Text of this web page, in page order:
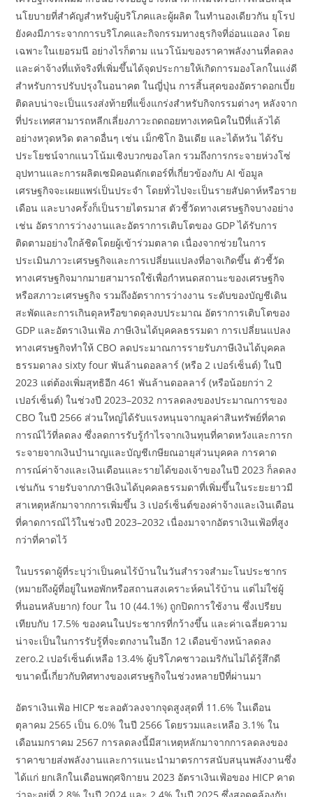
นโยบายที่สำคัญสำหรับผู้บริโภคและผู้ผลิต ในทำนองเดียวกัน ยุโรป
ยังคงมีภาระจากการบริโภคและกิจกรรมทางธุรกิจที่อ่อนแอลง โดย
เฉพาะในเยอรมนี อย่างไรก็ตาม แนวโน้มของราคาพลังงานที่ลดลง
และค่าจ้างที่แท้จริงที่เพิ่มขึ้นได้จุดประกายให้เกิดการมองโลกในแง่ดี
สำหรับการปรับปรุงในอนาคต ในญี่ปุ่น การสิ้นสุดของอัตราดอกเบี้ย
ติดลบน่าจะเป็นแรงส่งท้ายที่แข็งแกร่งสำหรับกิจกรรมต่างๆ หลังจาก
ที่ประเทศสามารถหลีกเลี่ยงภาวะถดถอยทางเทคนิคในปีที่แล้วได้
อย่างหวุดหวิด ตลาดอื่นๆ เช่น เม็กซิโก อินเดีย และไต้หวัน ได้รับ
ประโยชน์จากแนวโน้มเชิงบวกของโลก รวมถึงการกระจายห่วงโซ่
อุปทานและการผลิตเซมิคอนดักเตอร์ที่เกี่ยวข้องกับ AI ข้อมูล
เศรษฐกิจจะเผยแพร่เป็นประจำ โดยทั่วไปจะเป็นรายสัปดาห์หรือราย
เดือน และบางครั้งก็เป็นรายไตรมาส ตัวชี้วัดทางเศรษฐกิจบางอย่าง
เช่น อัตราการว่างงานและอัตราการเติบโตของ GDP ได้รับการ
ติดตามอย่างใกล้ชิดโดยผู้เข้าร่วมตลาด เนื่องจากช่วยในการ
ประเมินภาวะเศรษฐกิจและการเปลี่ยนแปลงที่อาจเกิดขึ้น ตัวชี้วัด
ทางเศรษฐกิจมากมายสามารถใช้เพื่อกำหนดสถานะของเศรษฐกิจ
หรือสภาวะเศรษฐกิจ รวมถึงอัตราการว่างงาน ระดับของบัญชีเดิน
สะพัดและการเกินดุลหรือขาดดุลงบประมาณ อัตราการเติบโตของ
GDP และอัตราเงินเฟ้อ ภาษีเงินได้บุคคลธรรมดา การเปลี่ยนแปลง
ทางเศรษฐกิจทำให้ CBO ลดประมาณการรายรับภาษีเงินได้บุคคล
ธรรมดาลง sixty four พันล้านดอลลาร์ (หรือ 2 เปอร์เซ็นต์) ในปี
2023 แต่ต้องเพิ่มสุทธิอีก 461 พันล้านดอลลาร์ (หรือน้อยกว่า 2
เปอร์เซ็นต์) ในช่วงปี 2023–2032 การลดลงของประมาณการของ
CBO ในปี 2566 ส่วนใหญ่ได้รับแรงหนุนจากมูลค่าสินทรัพย์ที่คาด
การณ์ไว้ที่ลดลง ซึ่งลดการรับรู้กำไรจากเงินทุนที่คาดหวังและการก
ระจายจากเงินบำนาญและบัญชีเกษียณอายุส่วนบุคคล การคาด
การณ์ค่าจ้างและเงินเดือนและรายได้ของเจ้าของในปี 2023 ก็ลดลง
เช่นกัน รายรับจากภาษีเงินได้บุคคลธรรมดาที่เพิ่มขึ้นในระยะยาวมี
สาเหตุหลักมาจากการเพิ่มขึ้น 3 เปอร์เซ็นต์ของค่าจ้างและเงินเดือน
ที่คาดการณ์ไว้ในช่วงปี 2023–2032 เนื่องมาจากอัตราเงินเฟ้อที่สูง
กว่าที่คาดไว้
ในบรรดาผู้ที่ระบุว่าเป็นคนไร้บ้านในวันสำรวจสำมะโนประชากร
(หมายถึงผู้ที่อยู่ในหอพักหรือสถานสงเคราะห์คนไร้บ้าน แต่ไม่ใช่ผู้
ที่นอนหลับยาก) four ใน 10 (44.1%) ถูกปิดการใช้งาน ซึ่งเปรียบ
เทียบกับ 17.5% ของคนในประชากรที่กว้างขึ้น และค่าเฉลี่ยความ
น่าจะเป็นในการรับรู้ที่จะตกงานในอีก 12 เดือนข้างหน้าลดลง
zero.2 เปอร์เซ็นต์เหลือ 13.4% ผู้บริโภคชาวอเมริกันไม่ได้รู้สึกดี
ขนาดนี้เกี่ยวกับทิศทางของเศรษฐกิจในช่วงหลายปีที่ผ่านมา
อัตราเงินเฟ้อ HICP ชะลอตัวลงจากจุดสูงสุดที่ 11.6% ในเดือน
ตุลาคม 2565 เป็น 6.0% ในปี 2566 โดยรวมและเหลือ 3.1% ใน
เดือนมกราคม 2567 การลดลงนี้มีสาเหตุหลักมาจากการลดลงของ
ราคาขายส่งพลังงานและการแนะนำมาตรการสนับสนุนพลังงานซึ่ง
ได้แก่ ยกเลิกในเดือนพฤศจิกายน 2023 อัตราเงินเฟ้อของ HICP คาด